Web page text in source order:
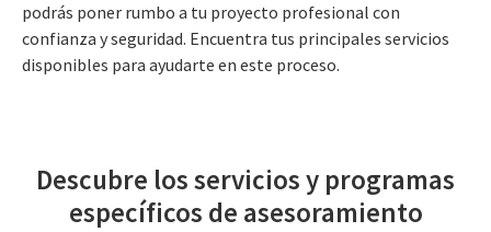
podrás poner rumbo a tu proyecto profesional con
confianza y seguridad. Encuentra tus principales servicios
disponibles para ayudarte en este proceso.
Descubre los servicios y programas
específicos de asesoramiento